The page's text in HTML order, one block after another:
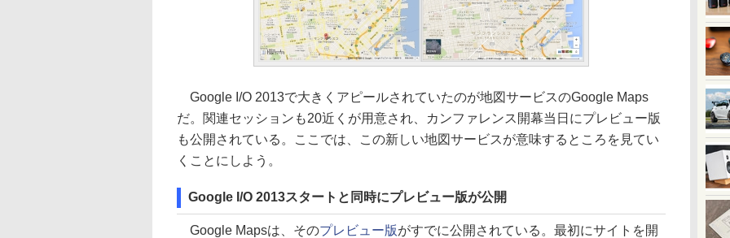
Google I/O 2013で大きくアピールされていたのが地図サービスのGoogle Maps
だ。関連セッションも20近くが用意され、カンファレンス開幕当日にプレビュー版
も公開されている。ここでは、この新しい地図サービスが意味するところを見てい
くことにしよう。
Google I/O 2013スタートと同時にプレビュー版が公開
Google Mapsは、そのプレビュー版がすでに公開されている。最初にサイトを開